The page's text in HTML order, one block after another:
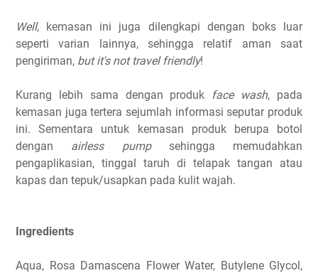
Well, kemasan ini juga dilengkapi dengan boks luar
seperti varian lainnya, sehingga relatif aman saat
pengiriman, but it's not travel friendly!
Kurang lebih sama dengan produk face wash, pada
kemasan juga tertera sejumlah informasi seputar produk
ini. Sementara untuk kemasan produk berupa botol
dengan airless pumpsehingga memudahkan
pengaplikasian, tinggal taruh di telapak tangan atau
kapas dan tepuk/usapkan pada kulit wajah.
Ingredients
Aqua, Rosa Damascena Flower Water, Butylene Glycol,